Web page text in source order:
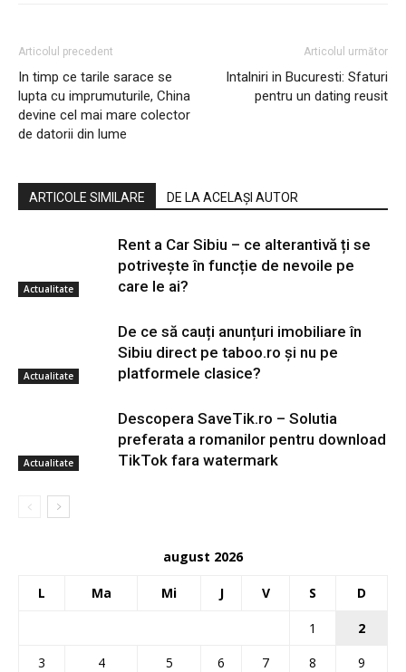
Articolul precedent
In timp ce tarile sarace se
lupta cu imprumuturile, China
devine cel mai mare colector
de datorii din lume
Articolul următor
Intalniri in Bucuresti: Sfaturi
pentru un dating reusit
ARTICOLE SIMILARE DE LA ACELAȘI AUTOR
Actualitate
Rent a Car Sibiu – ce alterantivă ți se
potrivește în funcție de nevoile pe
care le ai?
Actualitate
De ce să cauți anunțuri imobiliare în
Sibiu direct pe taboo.ro și nu pe
platformele clasice?
Actualitate
Descopera SaveTik.ro – Solutia
preferata a romanilor pentru download
TikTok fara watermark
august 2026
L Ma Mi J V S D
1
2
3
4 5 6 7 8
9